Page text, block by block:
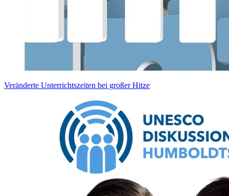
Veränderte Unterrichtszeiten bei großer Hitze